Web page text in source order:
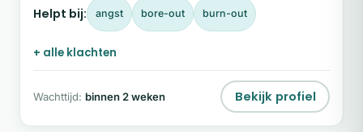
Helpt bij: angst bore-out burn-out
+ alle klachten
Wachttijd: binnen 2 weken Bekijk profiel